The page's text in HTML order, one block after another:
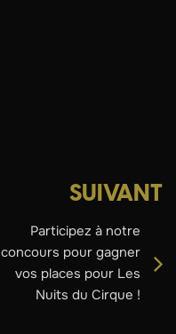
SUIVANT
Participez à notre
concours pour gagner
vos places pour Les
Nuits du Cirque !